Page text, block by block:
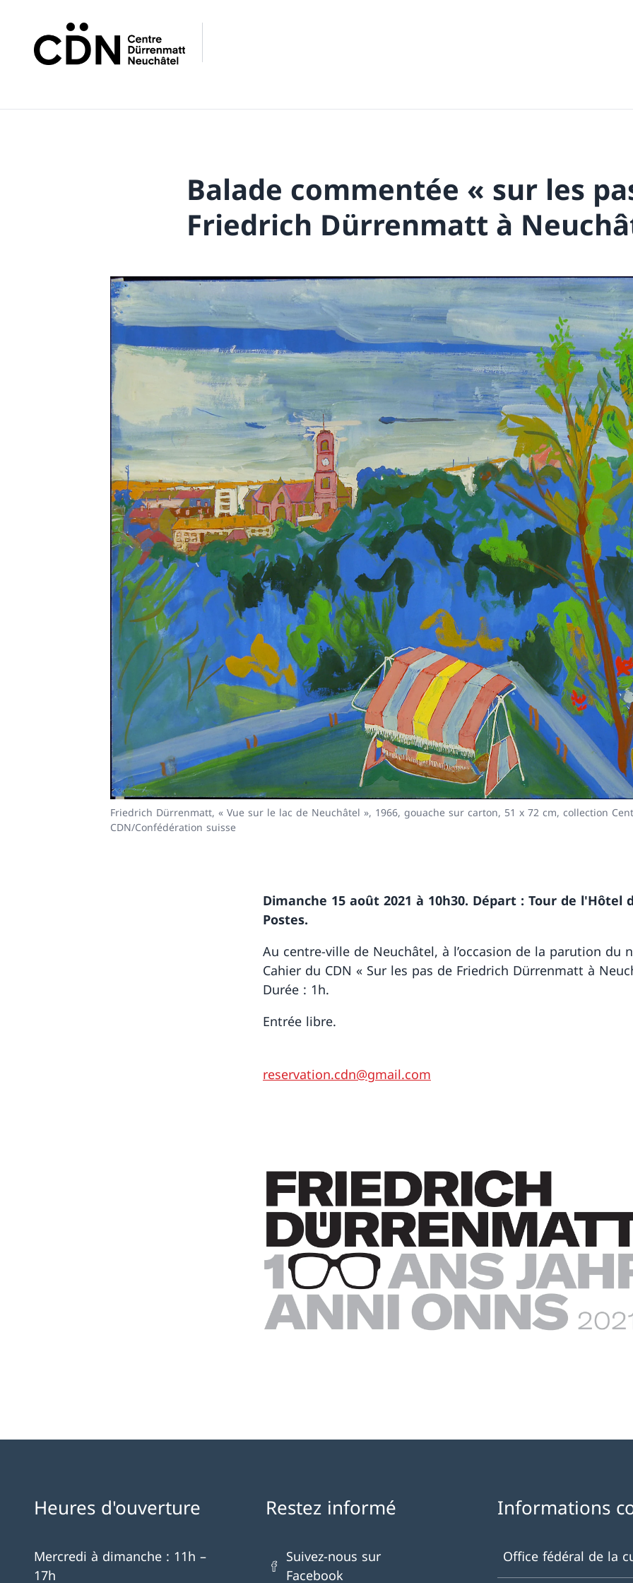
Balade commentée « sur les
Friedrich Dürrenmatt à
Friedrich Dürrenmatt, « Vue sur le lac de Neuchâtel », 1966, gouache sur carton, 51 x 72 cm, collection
CDN/Confédération suisse
Dimanche 15 août 2021 à 10h30. Départ : Tour de l'Hôtel
Postes.
Au centre-ville de Neuchâtel, à l’occasion de la parution du
Cahier du CDN « Sur les pas de Friedrich Dürrenmatt à
Durée : 1h.
Entrée libre.
reservation.cdn@gmail.com
Heures d'ouverture
Mercredi à dimanche : 11h –
17h
Restez informé
Suivez-nous sur
Facebook
Informations
Office fédéral de la